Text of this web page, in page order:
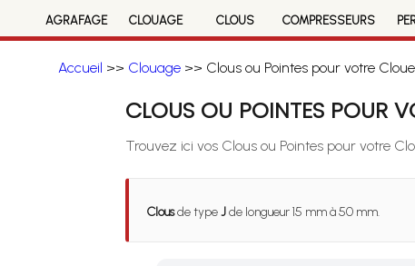
AGRAFAGE CLOUAGE CLOUS COMPRESSEURS
Accueil >> Clouage>> Clous ou Pointes pour votre
CLOUS OU POINTES POUR
Trouvez ici vos Clous ou Pointes pour votre
Clousde typeJde longueur 15 mm à 50 mm.